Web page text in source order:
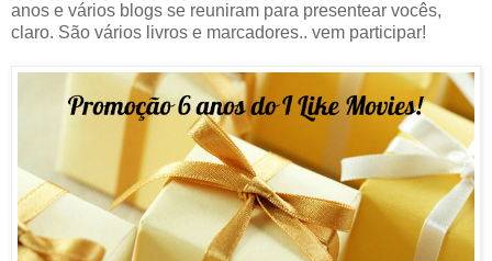
anos e vários blogs se reuniram para presentear vocês,
claro. São vários livros e marcadores.. vem participar!